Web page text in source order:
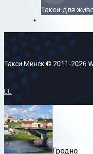
Такси для
Такси Минск © 2011-2026

Гродно